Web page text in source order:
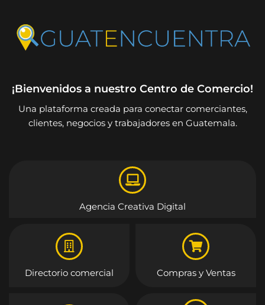
¡Bienvenidos a nuestro Centro de Comercio!
Una plataforma creada para conectar comerciantes,
clientes, negocios y trabajadores en Guatemala.
Agencia Creativa Digital
Directorio comercial Compras y Ventas